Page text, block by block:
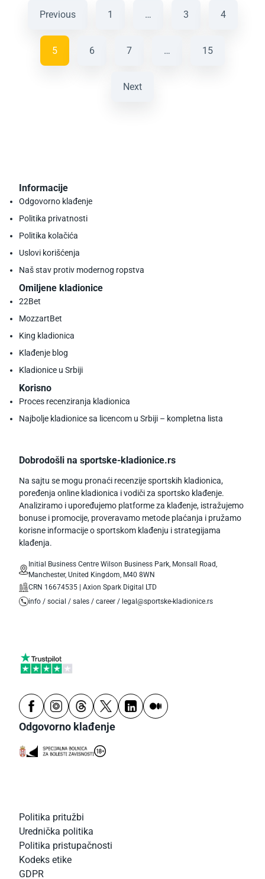
Previous 1 … 3 4
5 6 7 … 15
Next
Informacije
Odgovorno klađenje
Politika privatnosti
Politika kolačića
Uslovi korišćenja
Naš stav protiv modernog ropstva
Omiljene kladionice
22Bet
MozzartBet
King kladionica
Klađenje blog
Kladionice u Srbiji
Korisno
Proces recenziranja kladionica
Najbolje kladionice sa licencom u Srbiji – kompletna lista
Dobrodošli na sportske-kladionice.rs
Na sajtu se mogu pronaći recenzije sportskih kladionica,
poređenja online kladionica i vodiči za sportsko klađenje.
Analiziramo i upoređujemo platforme za klađenje, istražujemo
bonuse i promocije, proveravamo metode plaćanja i pružamo
korisne informacije o sportskom klađenju i strategijama
klađenja.
Initial Business Centre Wilson Business Park, Monsall Road,
Manchester, United Kingdom, M40 8WN
CRN 16674535 | Axion Spark Digital LTD
info / social / sales / career / legal@sportske-kladionice.rs
Odgovorno klađenje
Politika pritužbi
Urednička politika
Politika pristupačnosti
Kodeks etike
GDPR